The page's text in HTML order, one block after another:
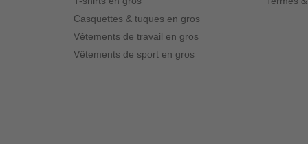
Casquettes & tuques en gros
Vêtements de travail en gros
Vêtements de sport en gros